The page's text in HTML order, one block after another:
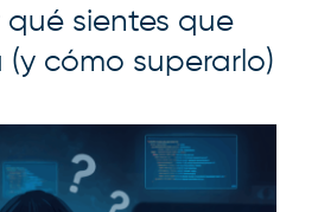
sientes que
cómo superarlo)